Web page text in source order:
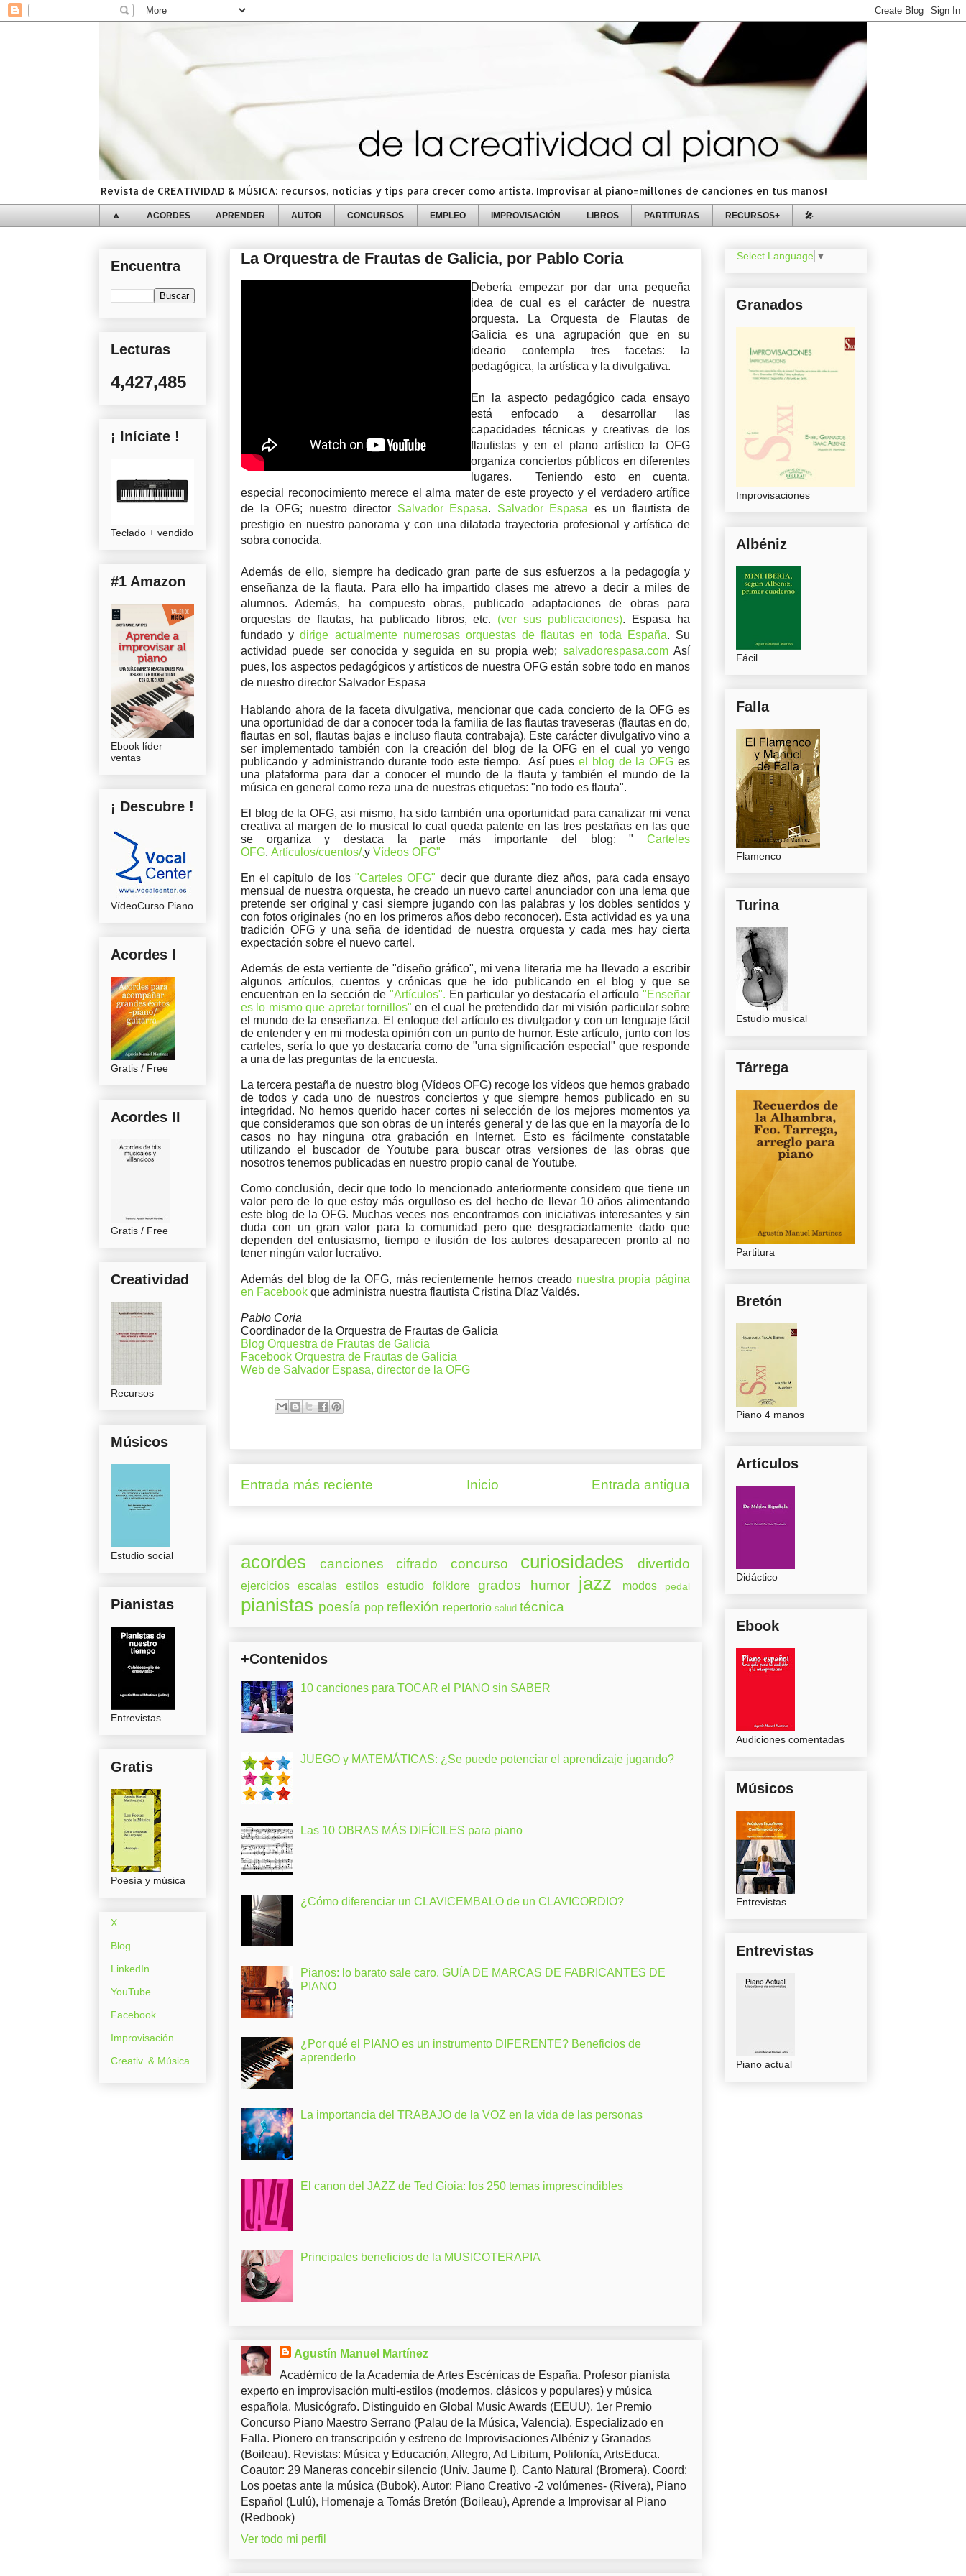
Revista de CREATIVIDAD & MÚSICA: recursos, noticias y tips para crecer como artista. Improvisar al piano=millones de canciones en tus manos!
🔼 ACORDES APRENDER AUTOR CONCURSOS EMPLEO IMPROVISACIÓN LIBROS PARTITURAS RECURSOS+ 🎤
La Orquestra de Frautas de Galicia, por Pablo Coria
Debería empezar por dar una pequeña
idea de cual es el carácter de nuestra
orquesta. La Orquesta de Flautas de
Galicia es una agrupación que en su
ideario contempla tres facetas: la
pedagógica, la artística y la divulgativa.
En la aspecto pedagógico cada ensayo
está enfocado a desarrollar las
capacidades técnicas y creativas de los
flautistas y en el plano artístico la OFG
organiza conciertos públicos en diferentes
lugares. Teniendo esto en cuenta,
especial reconocimiento merece el alma mater de este proyecto y el verdadero artífice
de la OFG; nuestro director Salvador Espasa. Salvador Espasa es un flautista de
prestigio en nuestro panorama y con una dilatada trayectoria profesional y artística de
sobra conocida.
Además de ello, siempre ha dedicado gran parte de sus esfuerzos a la pedagogía y
enseñanza de la flauta. Para ello ha impartido clases me atrevo a decir a miles de
alumnos. Además, ha compuesto obras, publicado adaptaciones de obras para
orquestas de flautas, ha publicado libros, etc.
(ver sus publicaciones). Espasa ha
fundado ydirige actualmente numerosas orquestas de flautas en toda España. Su
actividad puede ser conocida y seguida en su propia web; salvadorespasa.comAsí
pues, los aspectos pedagógicos y artísticos de nuestra OFG están sobre todo en manos
de nuestro director Salvador Espasa
Hablando ahora de la faceta divulgativa, mencionar que cada concierto de la OFG es
una oportunidad de dar a conocer toda la familia de las flautas traveseras (flautas en do,
flautas en sol, flautas bajas e incluso flauta contrabaja). Este carácter divulgativo vino a
ser implementado también con la creación del blog de la OFG en el cual yo vengo
publicando y administrando durante todo este tiempo. Así pues el blog de la OFG es
una plataforma para dar a conocer el mundo de la flauta y también el mundo de la
música en general como reza una de nuestras etiquetas: "no todo es flauta".
El blog de la OFG, asi mismo, ha sido también una oportunidad para canalizar mi vena
creativa al margen de lo musical lo cual queda patente en las tres pestañas en las que
se organiza y destaca la parte más importante del blog: " Carteles
OFG, Artículos/cuentos/,y Vídeos OFG"
En el capítulo de los"Carteles OFG" decir que durante diez años, para cada ensayo
mensual de nuestra orquesta, he creado un nuevo cartel anunciador con una lema que
pretende ser original y casi siempre jugando con las palabras y los dobles sentidos y
con fotos originales (no en los primeros años debo reconocer). Esta actividad es ya una
tradición OFG y una seña de identidad de nuestra orquesta y cada mes hay cierta
expectación sobre el nuevo cartel.
Además de esta vertiente de "diseño gráfico", mi vena literaria me ha llevado a escribir
algunos artículos, cuentos y crónicas que he ido publicando en el blog y que se
encuentran en la sección de "Artículos". En particular yo destacaría el artículo"Enseñar
es lo mismo que apretar tornillos" en el cual he pretendido dar mi visión particular sobre
el mundo de la enseñanza. El enfoque del artículo es divulgador y con un lenguaje fácil
de entender y en mi modesta opinión con un punto de humor. Este artículo, junto con los
carteles, sería lo que yo destacaría como de "una significación especial" que responde
a una de las preguntas de la encuesta.
La tercera pestaña de nuestro blog (Vídeos OFG) recoge los vídeos que hemos grabado
de todos y cada uno de nuestros conciertos y que siempre hemos publicado en su
integridad. No hemos querido hacer cortes ni selección de los mejores momentos ya
que consideramos que son obras de un interés general y de las que en la mayoría de lo
casos no hay ninguna otra grabación en Internet. Esto es fácilmente constatable
utilizando el buscador de Youtube para buscar otras versiones de las obras que
nosotros tenemos publicadas en nuestro propio canal de Youtube.
Como conclusión, decir que todo lo mencionado anteriormente considero que tiene un
valor pero de lo que estoy más orgulloso es del hecho de llevar 10 años alimentando
este blog de la OFG. Muchas veces nos encontramos con iniciativas interesantes y sin
duda con un gran valor para la comunidad pero que desgraciadamente dado que
dependen del entusiasmo, tiempo e ilusión de los autores desaparecen pronto al no
tener ningún valor lucrativo.
Además del blog de la OFG, más recientemente hemos creado nuestra propia página
en Facebook que administra nuestra flautista Cristina Díaz Valdés.
Pablo Coria
Coordinador de la Orquestra de Frautas de Galicia
Blog Orquestra de Frautas de Galicia
Facebook Orquestra de Frautas de Galicia
Web de Salvador Espasa, director de la OFG
Entrada más reciente Entrada antigua
Inicio
acordes canciones cifrado concurso curiosidades divertido
ejercicios escalas estilos estudio folklore grados humor jazz modos pedal
pianistas poesía pop reflexión repertorio salud técnica
+Contenidos
10 canciones para TOCAR el PIANO sin SABER
JUEGO y MATEMÁTICAS: ¿Se puede potenciar el aprendizaje jugando?
Las 10 OBRAS MÁS DIFÍCILES para piano
¿Cómo diferenciar un CLAVICEMBALO de un CLAVICORDIO?
Pianos: lo barato sale caro. GUÍA DE MARCAS DE FABRICANTES DE
PIANO
¿Por qué el PIANO es un instrumento DIFERENTE? Beneficios de
aprenderlo
La importancia del TRABAJO de la VOZ en la vida de las personas
El canon del JAZZ de Ted Gioia: los 250 temas imprescindibles
Principales beneficios de la MUSICOTERAPIA
Agustín Manuel Martínez
Académico de la Academia de Artes Escénicas de España. Profesor pianista
experto en improvisación multi-estilos (modernos, clásicos y populares) y música
española. Musicógrafo. Distinguido en Global Music Awards (EEUU). 1er Premio
Concurso Piano Maestro Serrano (Palau de la Música, Valencia). Especializado en
Falla. Pionero en transcripción y estreno de Improvisaciones Albéniz y Granados
(Boileau). Revistas: Música y Educación, Allegro, Ad Libitum, Polifonía, ArtsEduca.
Coautor: 29 Maneras concebir silencio (Univ. Jaume I), Canto Natural (Bromera). Coord:
Los poetas ante la música (Bubok). Autor: Piano Creativo -2 volúmenes- (Rivera), Piano
Español (Lulú), Homenaje a Tomás Bretón (Boileau), Aprende a Improvisar al Piano
(Redbook)
Ver todo mi perfil
Encuentra
Lecturas
4,427,485
¡ Iníciate !
Teclado + vendido
#1 Amazon
Ebook líder
ventas
¡ Descubre !
VídeoCurso Piano
Acordes I
Gratis / Free
Acordes II
Gratis / Free
Creatividad
Recursos
Músicos
Estudio social
Pianistas
Entrevistas
Gratis
Poesía y música
X
Blog
LinkedIn
YouTube
Facebook
Improvisación
Creativ. & Música
Select Language ▼
Granados
Improvisaciones
Albéniz
Fácil
Falla
Flamenco
Turina
Estudio musical
Tárrega
Partitura
Bretón
Piano 4 manos
Artículos
Didáctico
Ebook
Audiciones comentadas
Músicos
Entrevistas
Entrevistas
Piano actual